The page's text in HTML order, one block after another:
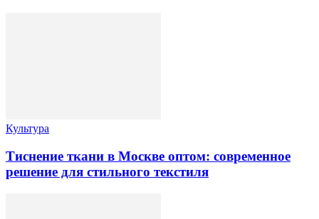
Культура
Тиснение ткани в Москве оптом: современное
решение для стильного текстиля